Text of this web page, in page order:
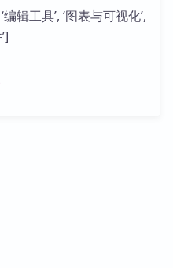
辑工具’, ‘图表与可视化’,